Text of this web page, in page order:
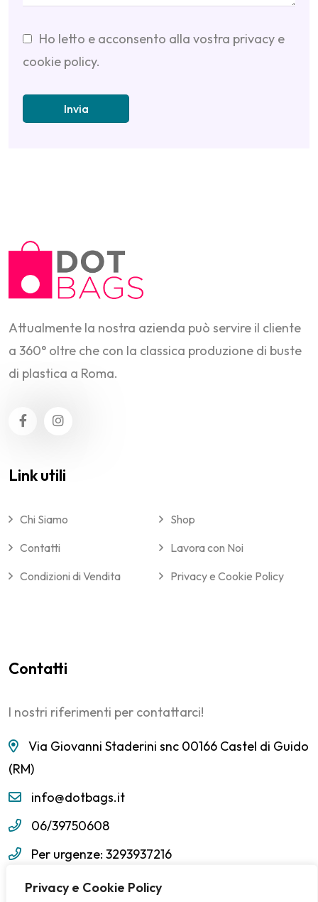
Privacy e Cookie Policy
Ho letto e acconsento alla vostra privacy e
cookie policy.
Attualmente la nostra azienda può servire il cliente
a 360° oltre che con la classica produzione di buste
di plastica a Roma.
Link utili
Chi Siamo
Shop
Contatti
Lavora con Noi
Condizioni di Vendita
Privacy e Cookie Policy
Contatti
I nostri riferimenti per contattarci!
Via Giovanni Staderini snc 00166 Castel di Guido
(RM)
info@dotbags.it
06/39750608
Per urgenze: 3293937216